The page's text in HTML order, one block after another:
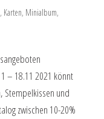
, Karten, Minialbum,
– 18.11 2021 könnt
Stempelkissen und
zwischen 10-20%